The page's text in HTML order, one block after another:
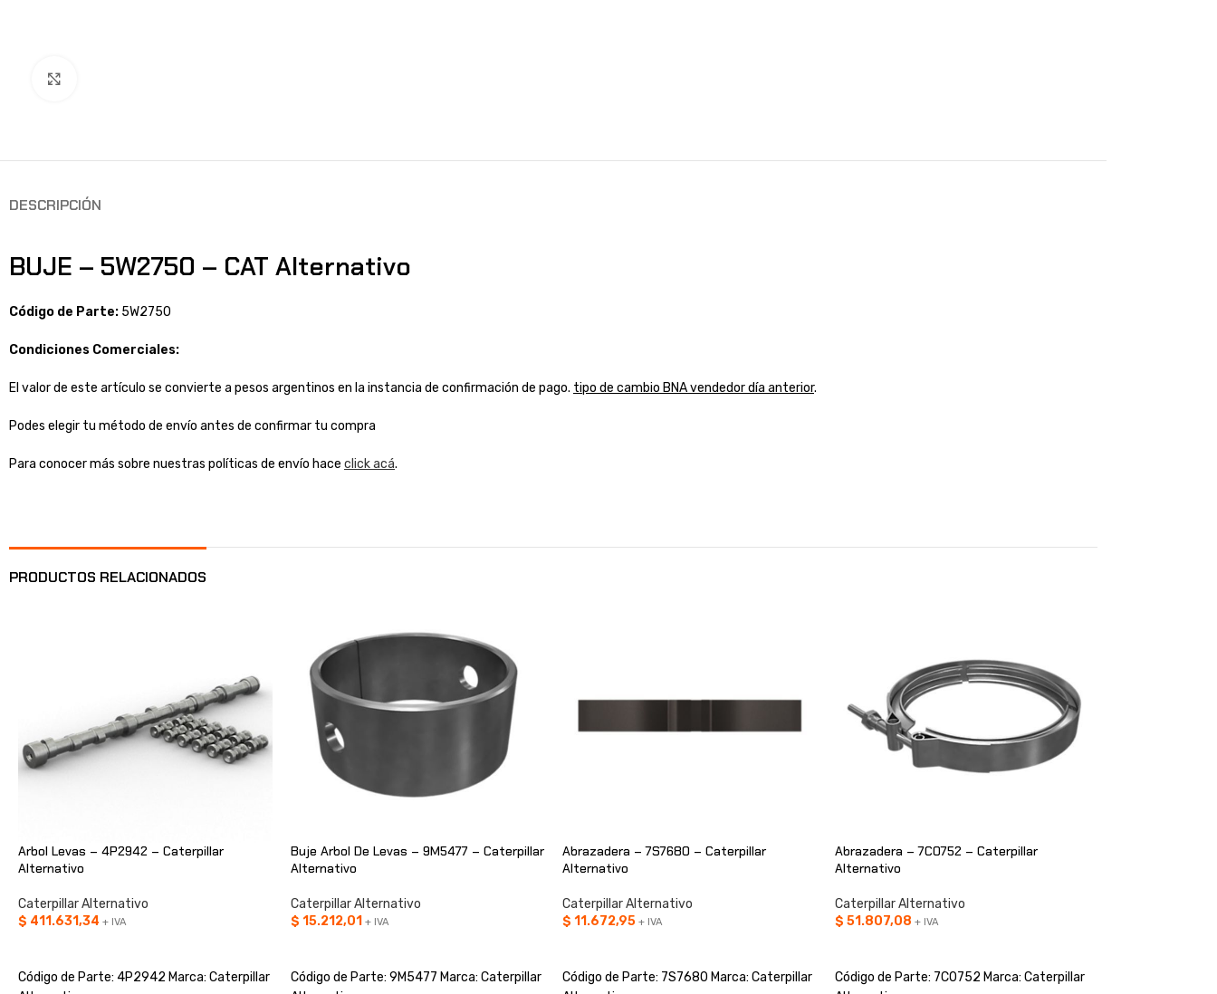
DESCRIPCIÓN
BUJE – 5W2750 – CAT Alternativo
Código de Parte: 5W2750
Condiciones Comerciales:
El valor de este artículo se convierte a pesos argentinos en la instancia de confirmación de pago. tipo de cambio BNA vendedor día anterior.
Podes elegir tu método de envío antes de confirmar tu compra
Para conocer más sobre nuestras políticas de envío hace click acá.
PRODUCTOS RELACIONADOS
Arbol Levas – 4P2942 – Caterpillar
Alternativo
Caterpillar Alternativo
$ 411.631,34 + IVA
Código de Parte: 4P2942 Marca: Caterpillar
Buje Arbol De Levas – 9M5477 – Caterpillar
Alternativo
Caterpillar Alternativo
$ 15.212,01 + IVA
Código de Parte: 9M5477 Marca: Caterpillar
Abrazadera – 7S7680 – Caterpillar
Alternativo
Caterpillar Alternativo
$ 11.672,95 + IVA
Código de Parte: 7S7680 Marca: Caterpillar
Abrazadera – 7C0752 – Caterpillar
Alternativo
Caterpillar Alternativo
$ 51.807,08 + IVA
Código de Parte: 7C0752 Marca: Caterpillar